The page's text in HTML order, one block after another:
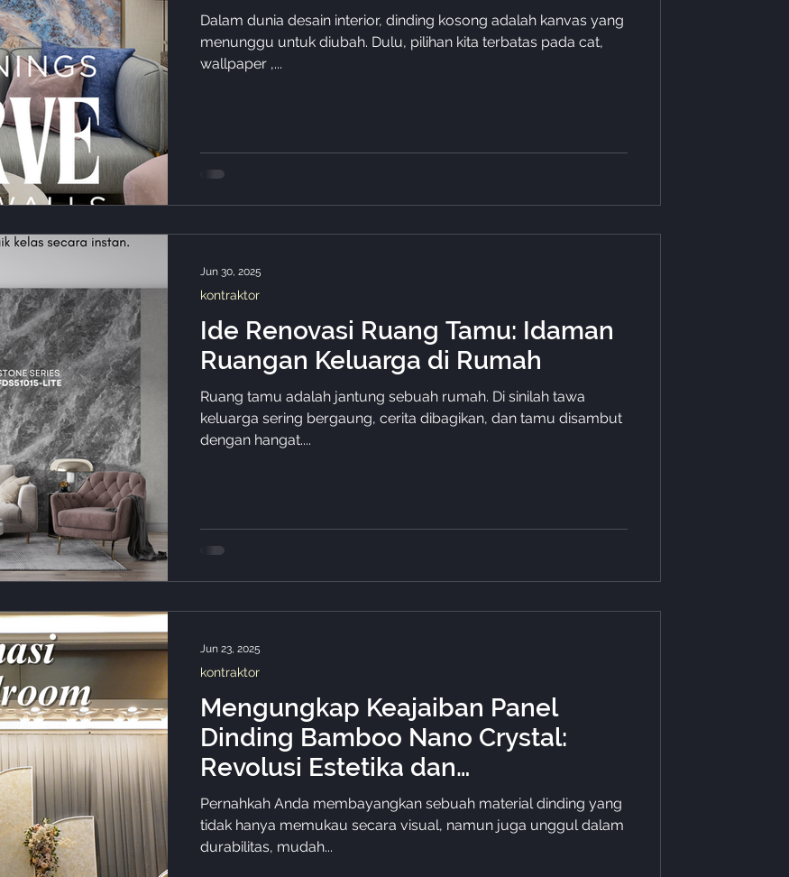
Dalam dunia desain interior, dinding kosong adalah kanvas yang
menunggu untuk diubah. Dulu, pilihan kita terbatas pada cat,
wallpaper ,...
Ide Renovasi Ruang Tamu: Idaman
Ruangan Keluarga di Rumah
Ruang tamu adalah jantung sebuah rumah. Di sinilah tawa
keluarga sering bergaung, cerita dibagikan, dan tamu disambut
dengan hangat....
kontraktor
Jun 30, 2025
Mengungkap Keajaiban Panel
Dinding Bamboo Nano Crystal:
Revolusi Estetika dan
Keberlanjutan Interior Anda
Pernahkah Anda membayangkan sebuah material dinding yang
tidak hanya memukau secara visual, namun juga unggul dalam
durabilitas, mudah...
kontraktor
Jun 23, 2025